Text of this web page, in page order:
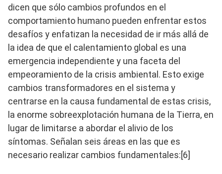
dicen que sólo cambios profundos en el
comportamiento humano pueden enfrentar estos
desafíos y enfatizan la necesidad de ir más allá de
la idea de que el calentamiento global es una
emergencia independiente y una faceta del
empeoramiento de la crisis ambiental. Esto exige
cambios transformadores en el sistema y
centrarse en la causa fundamental de estas crisis,
la enorme sobreexplotación humana de la Tierra, en
lugar de limitarse a abordar el alivio de los
síntomas. Señalan seis áreas en las que es
necesario realizar cambios fundamentales:[6]